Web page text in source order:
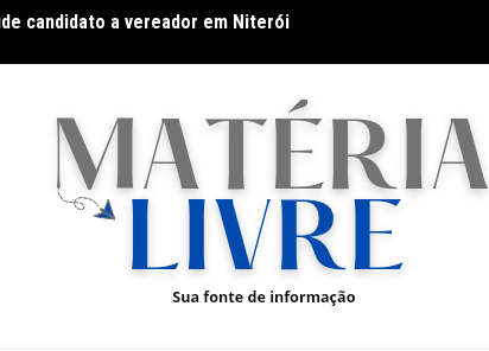
e no CEU Shopping Park